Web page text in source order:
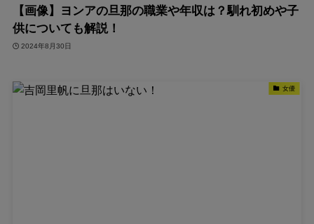
【画像】ヨンアの旦那の職業や年収は？馴れ初めや子
供についても解説！
2024年8月30日
女優